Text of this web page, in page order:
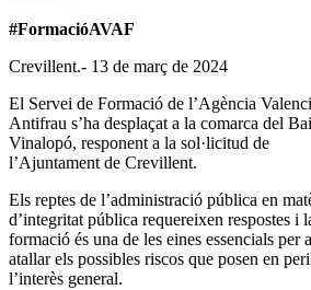
#FormacióAVAF
Crevillent.- 13 de març de 2024
El Servei de Formació de l’Agència
Antifrau s’ha desplaçat a la comarca del
Vinalopó, responent a la sol·licitud de
l’Ajuntament de Crevillent.
Els reptes de l’administració pública en
d’integritat pública requereixen respostes i
formació és una de les eines essencials per a
atallar els possibles riscos que posen en
l’interès general.